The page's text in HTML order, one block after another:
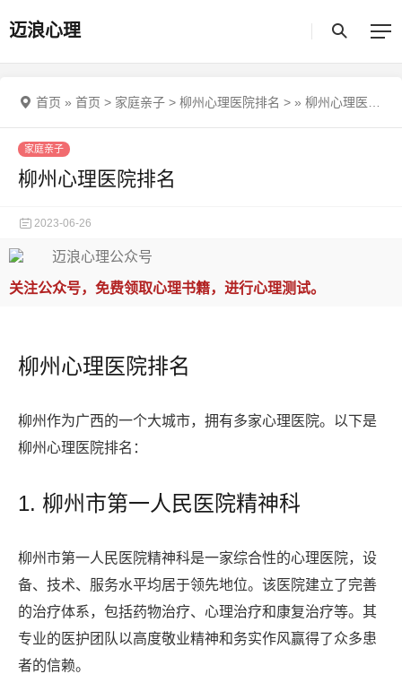
迈浪心理
首页 » 首页 > 家庭亲子 > 柳州心理医院排名 > » 柳州心理医院排名
家庭亲子
柳州心理医院排名
2023-06-26
关注公众号，免费领取心理书籍，进行心理测试。
柳州心理医院排名
柳州作为广西的一个大城市，拥有多家心理医院。以下是
柳州心理医院排名：
1. 柳州市第一人民医院精神科
柳州市第一人民医院精神科是一家综合性的心理医院，设
备、技术、服务水平均居于领先地位。该医院建立了完善
的治疗体系，包括药物治疗、心理治疗和康复治疗等。其
专业的医护团队以高度敬业精神和务实作风赢得了众多患
者的信赖。